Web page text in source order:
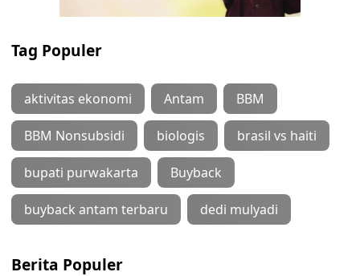
Tag Populer
aktivitas ekonomi Antam BBM
BBM Nonsubsidi biologis brasil vs haiti
bupati purwakarta Buyback
buyback antam terbaru dedi mulyadi
Berita Populer